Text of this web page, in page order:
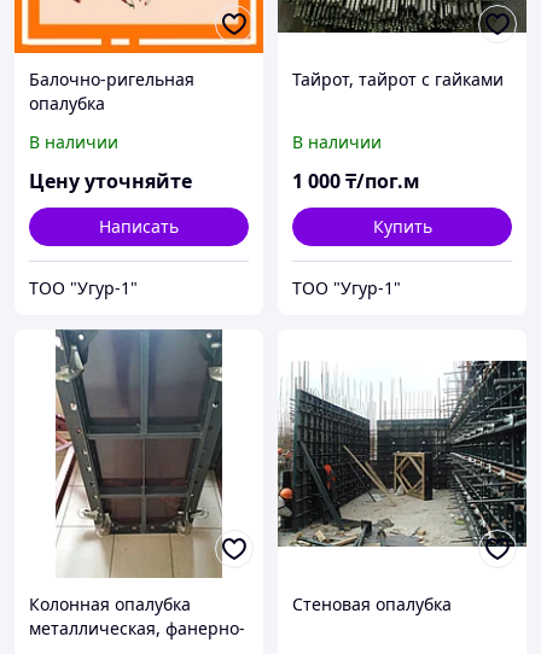
Балочно-ригельная
опалубка
В наличии
Цену уточняйте
Написать
ТОО "Угур-1"
Тайрот, тайрот с гайками
В наличии
1 000₸/пог.м
Купить
ТОО "Угур-1"
Колонная опалубка
металлическая, фанерно-
Стеновая опалубка